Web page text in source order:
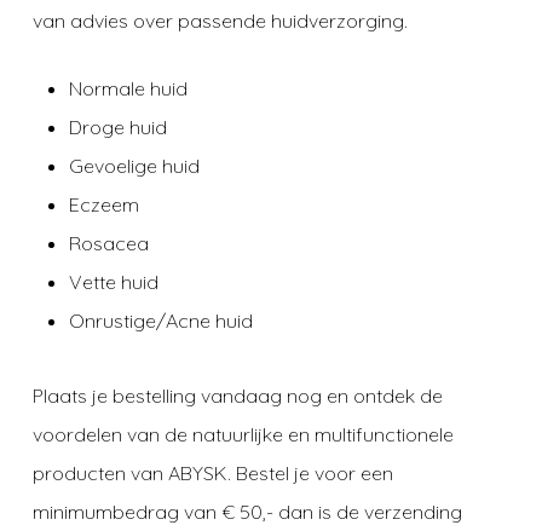
van advies over passende huidverzorging.
Normale huid
Droge huid
Gevoelige huid
Eczeem
Rosacea
Vette huid
Onrustige/Acne huid
Plaats je bestelling vandaag nog en ontdek de
voordelen van de natuurlijke en multifunctionele
producten van ABYSK. Bestel je voor een
minimumbedrag van € 50,- dan is de verzending